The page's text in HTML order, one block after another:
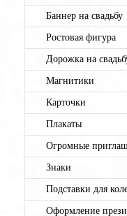
Баннер на свадьбу
Ростовая фигура
Дорожка на
Магнитики
Карточки
Плакаты
Огромные
Знаки
Подставки для
Оформление